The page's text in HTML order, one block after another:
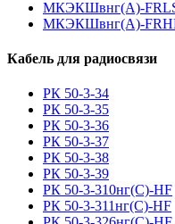
МКЭКШвнг(А)-
МКЭКШвнг(A)-
Кабель для радиосвязи
РК 50-3-34
РК 50-3-35
РК 50-3-36
РК 50-3-37
РК 50-3-38
РК 50-3-39
РК 50-3-310нг(С)-HF
РК 50-3-311нг(С)-HF